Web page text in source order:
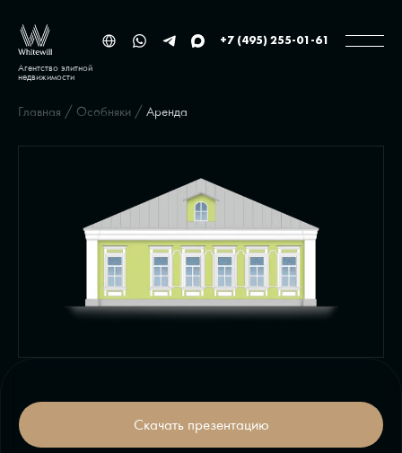
Агентство элитной
недвижимости
+7 (495) 255-01-61
Главная / Особняки / Аренда
Скачать презентацию